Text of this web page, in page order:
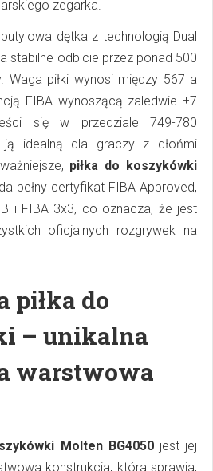
zegarka.
dętka z technologią Dual
stabilne odbicie przez ponad 500
Waga piłki wynosi między 567 a
FIBA wynoszącą zaledwie ±7
się w przedziale 749-780
idealną dla graczy z dłońmi
piłka do koszykówki
pełny certyfikat FIBA Approved,
i FIBA 3x3, co oznacza, że jest
oficjalnych rozgrywek na
piłka do
– unikalna
warstwowa
Molten BG4050jest jej
konstrukcja, która sprawia,